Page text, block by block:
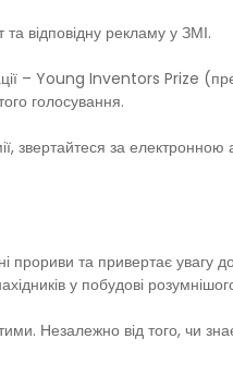
відповідну рекламу у ЗМІ.
– Young Inventors Prize
голосування.
звертайтеся за
прориви та привертає увагу
у побудові розумнішого
Незалежно від того, чи